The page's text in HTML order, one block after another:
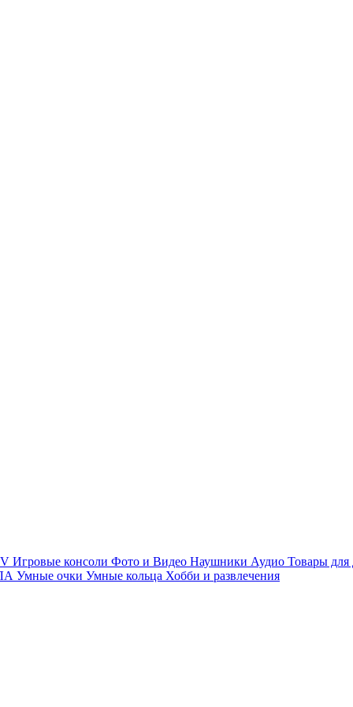
Игровые консоли Фото и Видео Наушники Аудио Товары для
Умные очки Умные кольца Хобби и развлечения